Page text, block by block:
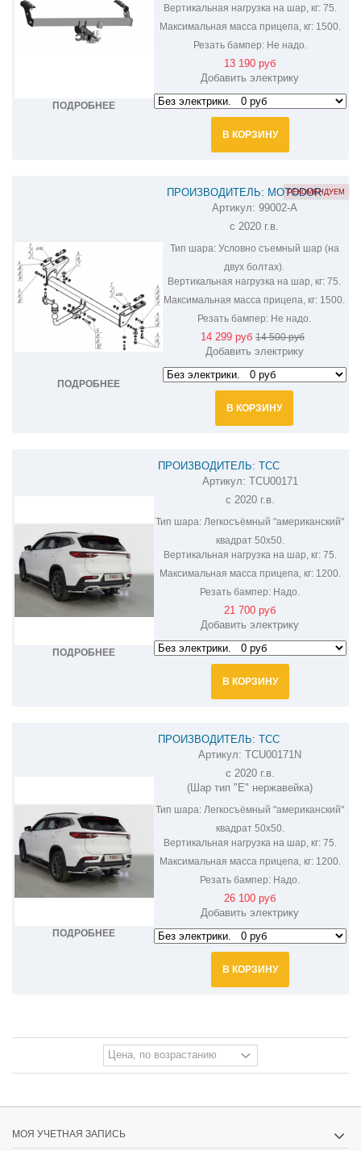
ПОДРОБНЕЕ
Вертикальная нагрузка на шар, кг:75.
Максимальная масса прицепа, кг:1500.
Резать бампер:Не надо.
13 190 руб
Добавить электрику
В КОРЗИНУ
ПОДРОБНЕЕ
ПРОИЗВОДИТЕЛЬ: MOTODOR
ФАРКОП НА CHERYEXEED TXL 99002-
A
Артикул: 99002-A
с 2020 г.в.
Тип шара:Условно съемный шар (на
двух болтах).
Вертикальная нагрузка на шар, кг: 75.
Максимальная масса прицепа, кг: 1500.
Резать бампер: Не надо.
РЕКОМЕНДУЕМ
14 299 руб 14 500 руб
Добавить электрику
В КОРЗИНУ
ПОДРОБНЕЕ
ПРОИЗВОДИТЕЛЬ: ТСС
ФАРКОП НА CHERYEXEED TXL
TCU00171
Артикул: TCU00171
с 2020 г.в.
Тип шара: Легкосъёмный "американский"
квадрат 50х50.
Вертикальная нагрузка на шар, кг:75.
Максимальная масса прицепа, кг:1200.
Резать бампер: Надо.
21 700 руб
Добавить электрику
В КОРЗИНУ
ПОДРОБНЕЕ
ПРОИЗВОДИТЕЛЬ: ТСС
ФАРКОП НА CHERYEXEED TXL
TCU00171N
Артикул: TCU00171N
с 2020 г.в.
(Шар тип "Е" нержавейка)
Тип шара: Легкосъёмный "американский"
квадрат 50х50.
Вертикальная нагрузка на шар, кг:75.
Максимальная масса прицепа, кг:1200.
Резать бампер: Надо.
26 100 руб
Добавить электрику
В КОРЗИНУ
МОЯ УЧЕТНАЯ ЗАПИСЬ